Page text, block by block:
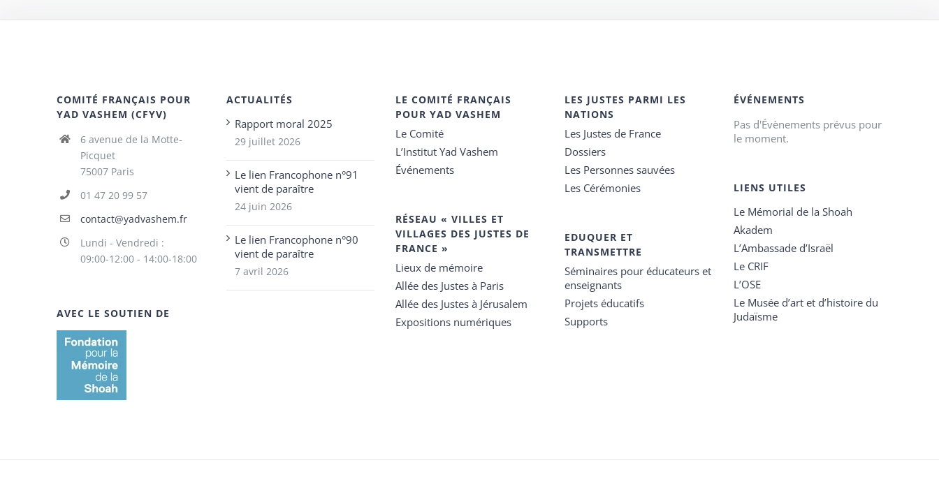
COMITÉ FRANÇAIS POUR
YAD VASHEM (CFYV)
6 avenue de la Motte-
Picquet
75007 Paris
01 47 20 99 57
contact@yadvashem.fr
Lundi - Vendredi :
09:00-12:00 - 14:00-18:00
AVEC LE SOUTIEN DE
ACTUALITÉS
Rapport moral 2025
29 juillet 2026
Le lien Francophone n°91
vient de paraître
24 juin 2026
Le lien Francophone n°90
vient de paraître
7 avril 2026
LE COMITÉ FRANÇAIS
POUR YAD VASHEM
Le Comité
L’Institut Yad Vashem
Événements
RÉSEAU « VILLES ET
VILLAGES DES JUSTES DE
FRANCE »
Lieux de mémoire
Allée des Justes à Paris
Allée des Justes à Jérusalem
Expositions numériques
LES JUSTES PARMI LES
NATIONS
Les Justes de France
Dossiers
Les Personnes sauvées
Les Cérémonies
EDUQUER ET
TRANSMETTRE
Séminaires pour éducateurs et
enseignants
Projets éducatifs
Supports
ÉVÉNEMENTS
Pas d'Évènements prévus pour
le moment.
LIENS UTILES
Le Mémorial de la Shoah
Akadem
L’Ambassade d’Israël
Le CRIF
L’OSE
Le Musée d’art et d’histoire du
Judaïsme